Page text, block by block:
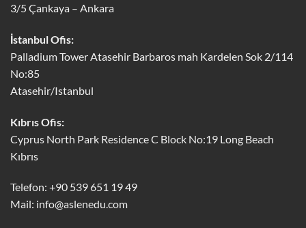
3/5 Çankaya – Ankara
İstanbul Ofis:
Palladium Tower Atasehir Barbaros mah Kardelen Sok 2/114
No:85
Atasehir/Istanbul
Kıbrıs Ofis:
Cyprus North Park Residence C Block No:19 Long Beach
Kıbrıs
Telefon: +90 539 651 19 49
Mail: info@aslenedu.com